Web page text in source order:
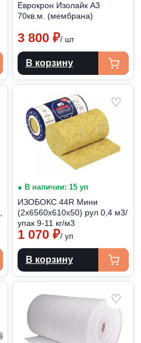
Еврокрон Изолайк А3
70кв.м. (мембрана)
3 800 ₽/ шт
В корзину
♡
● В наличии: 15 уп
ИЗОБОКС 44R Мини
(2х6560х610х50) рул 0,4 м3/
упак 9-11 кг/м3
1 070 ₽/ уп
В корзину
♡